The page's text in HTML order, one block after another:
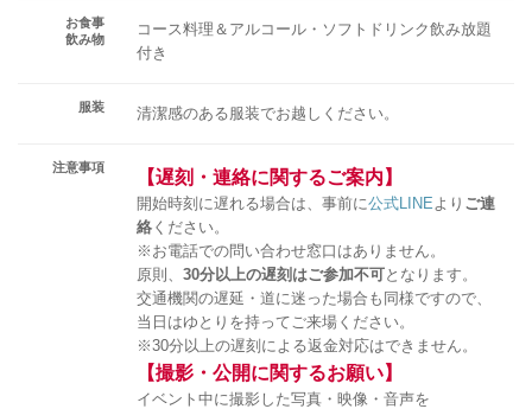
お食事
飲み物
コース料理＆アルコール・ソフトドリンク飲み放題
付き
服装 清潔感のある服装でお越しください。
注意事項 【遅刻・連絡に関するご案内】
開始時刻に遅れる場合は、事前に公式LINE より ご連
絡 ください。
※お電話での問い合わせ窓口はありません。
原則、 30分以上の遅刻はご参加不可となります。
交通機関の遅延・道に迷った場合も同様ですので、
当日はゆとりを持ってご来場ください。
※30分以上の遅刻による返金対応はできません。
【撮影・公開に関するお願い】
イベント中に撮影した写真・映像・音声を